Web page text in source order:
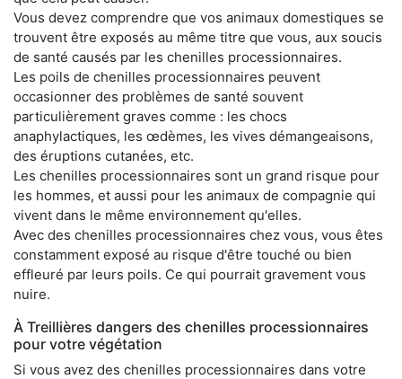
Vous devez comprendre que vos animaux domestiques se
trouvent être exposés au même titre que vous, aux soucis
de santé causés par les chenilles processionnaires.
Les poils de chenilles processionnaires peuvent
occasionner des problèmes de santé souvent
particulièrement graves comme : les chocs
anaphylactiques, les œdèmes, les vives démangeaisons,
des éruptions cutanées, etc.
Les chenilles processionnaires sont un grand risque pour
les hommes, et aussi pour les animaux de compagnie qui
vivent dans le même environnement qu'elles.
Avec des chenilles processionnaires chez vous, vous êtes
constamment exposé au risque d'être touché ou bien
effleuré par leurs poils. Ce qui pourrait gravement vous
nuire.
À Treillières dangers des chenilles processionnaires
pour votre végétation
Si vous avez des chenilles processionnaires dans votre